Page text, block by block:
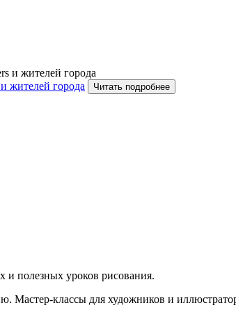
жителей города Читать подробнее
и полезных уроков рисования.
Мастер-классы для художников и